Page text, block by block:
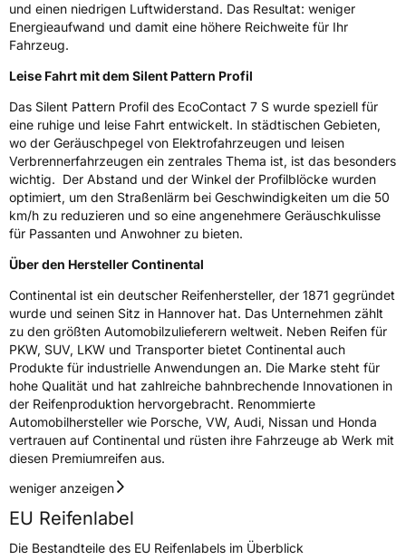
NasshaftungB
Rollgeräusch (Klasse)
FahrzeugklasseC1
3PMSF / Schneeflockensymbol / Alpine-SymbolNein
EPREL ID1365470
Allgemeine Produktsicherheit (GPSR)
Continental-Plaza 1 30173 Hannover
Deutschland,
customerservice_tires@conti.de
und einen niedrigen Luftwiderstand. Das Resultat: weniger
Energieaufwand und damit eine höhere Reichweite für Ihr
Fahrzeug.
Leise Fahrt mit dem Silent Pattern Profil
Das Silent Pattern Profil des EcoContact 7 S wurde speziell für
eine ruhige und leise Fahrt entwickelt. In städtischen Gebieten,
wo der Geräuschpegel von Elektrofahrzeugen und leisen
Verbrennerfahrzeugen ein zentrales Thema ist, ist das besonders
wichtig. Der Abstand und der Winkel der Profilblöcke wurden
optimiert, um den Straßenlärm bei Geschwindigkeiten um die 50
km/h zu reduzieren und so eine angenehmere Geräuschkulisse
für Passanten und Anwohner zu bieten.
Über den Hersteller Continental
Continental ist ein deutscher Reifenhersteller, der 1871 gegründet
wurde und seinen Sitz in Hannover hat. Das Unternehmen zählt
zu den größten Automobilzulieferern weltweit. Neben Reifen für
PKW, SUV, LKW und Transporter bietet Continental auch
Produkte für industrielle Anwendungen an. Die Marke steht für
hohe Qualität und hat zahlreiche bahnbrechende Innovationen in
der Reifenproduktion hervorgebracht. Renommierte
Automobilhersteller wie Porsche, VW, Audi, Nissan und Honda
vertrauen auf Continental und rüsten ihre Fahrzeuge ab Werk mit
diesen Premiumreifen aus.
weniger anzeigen
EU Reifenlabel
Die Bestandteile des EU Reifenlabels im Überblick